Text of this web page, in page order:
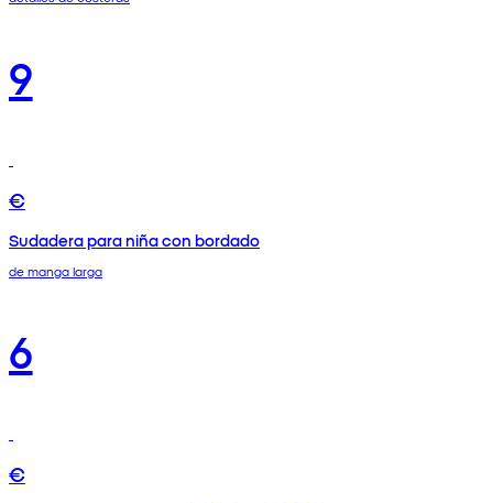
9
€
Sudadera para niña con bordado
de manga larga
6
€